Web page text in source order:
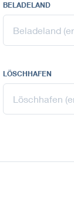
BELADELAND
LÖSCHHAFEN